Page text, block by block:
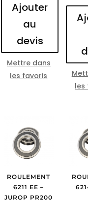
Ajouter
au
devis
Mettre dans
les favoris
les
ROULEMENT
6211 EE –
JUROP PR200